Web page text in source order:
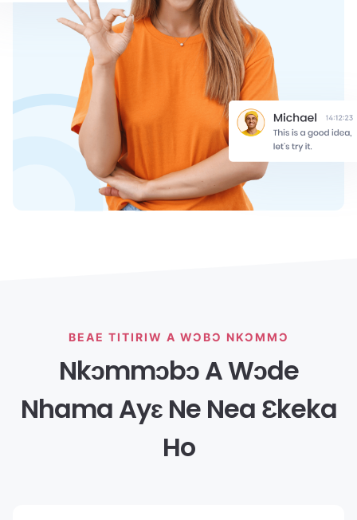
BEAE TITIRIW A WƆBƆ NKƆMMƆ
Nkɔmmɔbɔ A Wɔde
Nhama Ayɛ Ne Nea Ɛkeka
Ho